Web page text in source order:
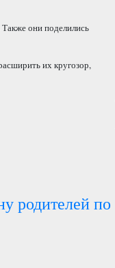
они поделились
их кругозор,
родителей по